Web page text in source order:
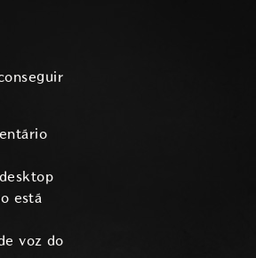
está
voz do